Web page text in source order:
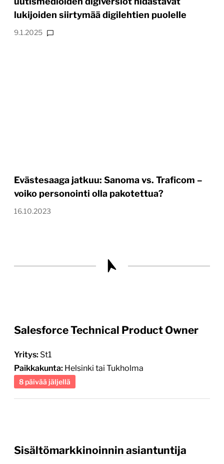
lukijoiden siirtymää digilehtien puolelle
9.1.2025
Evästesaaga jatkuu: Sanoma vs. Traficom –
voiko personointi olla pakotettua?
16.10.2023
Salesforce Technical Product Owner
Yritys: St1
Paikkakunta: Helsinki tai Tukholma
8 päivää jäljellä
Sisältömarkkinoinnin asiantuntija